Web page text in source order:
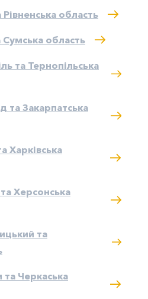
область
область
та Тернопільська
та Закарпатська
Харківська
Херсонська
та
Черкаська